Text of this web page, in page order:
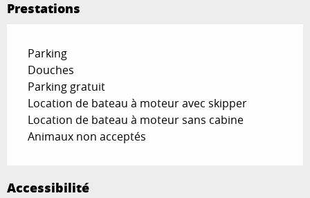
Prestations
Parking
Douches
Parking gratuit
Location de bateau à moteur avec skipper
Location de bateau à moteur sans cabine
Animaux non acceptés
Accessibilité